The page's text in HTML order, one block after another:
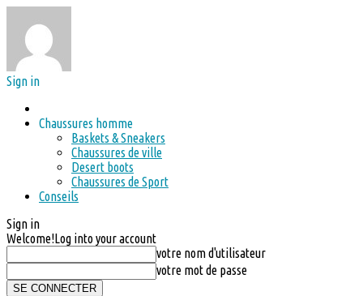
Sign in
Chaussures homme
Baskets & Sneakers
Chaussures de ville
Desert boots
Chaussures de Sport
Conseils
Sign in
Welcome!Log into your account
votre nom d'utilisateur
votre mot de passe